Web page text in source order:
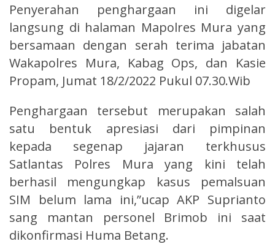
Penyerahan penghargaan ini digelar
langsung di halaman Mapolres Mura yang
bersamaan dengan serah terima jabatan
Wakapolres Mura, Kabag Ops, dan Kasie
Propam, Jumat 18/2/2022 Pukul 07.30.Wib
Penghargaan tersebut merupakan salah
satu bentuk apresiasi dari pimpinan
kepada segenap jajaran terkhusus
Satlantas Polres Mura yang kini telah
berhasil mengungkap kasus pemalsuan
SIM belum lama ini,”ucap AKP Suprianto
sang mantan personel Brimob ini saat
dikonfirmasi Huma Betang.